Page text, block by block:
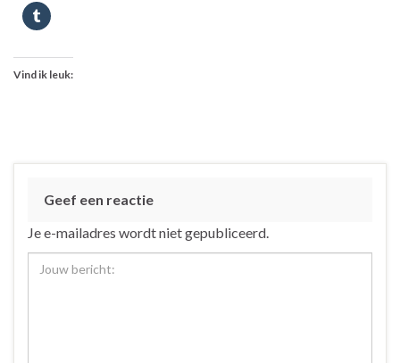
Vind ik leuk:
Geef een reactie
Je e-mailadres wordt niet gepubliceerd.